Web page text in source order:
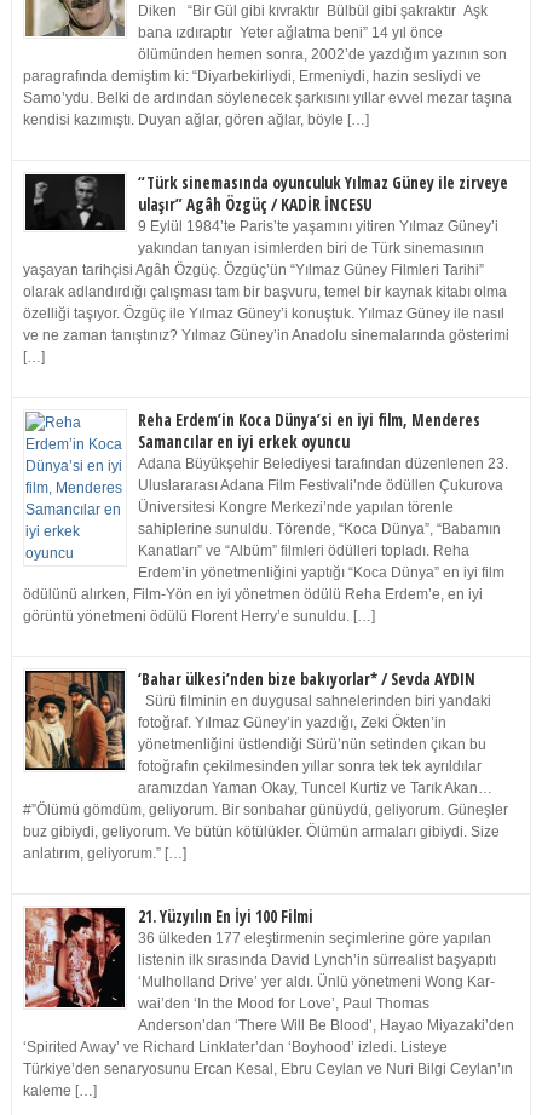
Diken “Bir Gül gibi kıvraktır Bülbül gibi şakraktır Aşk
bana ızdıraptır Yeter ağlatma beni” 14 yıl önce
ölümünden hemen sonra, 2002’de yazdığım yazının son
paragrafında demiştim ki: “Diyarbekirliydi, Ermeniydi, hazin sesliydi ve
Samo’ydu. Belki de ardından söylenecek şarkısını yıllar evvel mezar taşına
kendisi kazımıştı. Duyan ağlar, gören ağlar, böyle […]
“Türk sinemasında oyunculuk Yılmaz Güney ile zirveye
ulaşır” Agâh Özgüç / KADİR İNCESU
9 Eylül 1984’te Paris’te yaşamını yitiren Yılmaz Güney’i
yakından tanıyan isimlerden biri de Türk sinemasının
yaşayan tarihçisi Agâh Özgüç. Özgüç’ün “Yılmaz Güney Filmleri Tarihi”
olarak adlandırdığı çalışması tam bir başvuru, temel bir kaynak kitabı olma
özelliği taşıyor. Özgüç ile Yılmaz Güney’i konuştuk. Yılmaz Güney ile nasıl
ve ne zaman tanıştınız? Yılmaz Güney’in Anadolu sinemalarında gösterimi
[…]
Reha Erdem’in Koca Dünya’si en iyi film, Menderes
Samancılar en iyi erkek oyuncu
Adana Büyükşehir Belediyesi tarafından düzenlenen 23.
Uluslararası Adana Film Festivali’nde ödüllen Çukurova
Üniversitesi Kongre Merkezi’nde yapılan törenle
sahiplerine sunuldu. Törende, “Koca Dünya”, “Babamın
Kanatları” ve “Albüm” filmleri ödülleri topladı. Reha
Erdem’in yönetmenliğini yaptığı “Koca Dünya” en iyi film
ödülünü alırken, Film-Yön en iyi yönetmen ödülü Reha Erdem’e, en iyi
görüntü yönetmeni ödülü Florent Herry’e sunuldu. […]
‘Bahar ülkesi’nden bize bakıyorlar* / Sevda AYDIN
Sürü filminin en duygusal sahnelerinden biri yandaki
fotoğraf. Yılmaz Güney’in yazdığı, Zeki Ökten’in
yönetmenliğini üstlendiği Sürü’nün setinden çıkan bu
fotoğrafın çekilmesinden yıllar sonra tek tek ayrıldılar
aramızdan Yaman Okay, Tuncel Kurtiz ve Tarık Akan…
#”Ölümü gömdüm, geliyorum. Bir sonbahar günüydü, geliyorum. Güneşler
buz gibiydi, geliyorum. Ve bütün kötülükler. Ölümün armaları gibiydi. Size
anlatırım, geliyorum.” […]
21. Yüzyılın En İyi 100 Filmi
36 ülkeden 177 eleştirmenin seçimlerine göre yapılan
listenin ilk sırasında David Lynch’in sürrealist başyapıtı
‘Mulholland Drive’ yer aldı. Ünlü yönetmeni Wong Kar-
wai’den ‘In the Mood for Love’, Paul Thomas
Anderson’dan ‘There Will Be Blood’, Hayao Miyazaki’den
‘Spirited Away’ ve Richard Linklater’dan ‘Boyhood’ izledi. Listeye
Türkiye’den senaryosunu Ercan Kesal, Ebru Ceylan ve Nuri Bilgi Ceylan’ın
kaleme […]